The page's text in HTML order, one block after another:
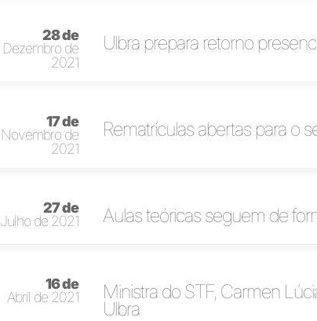
28 de
Dezembro de
2021
Ulbra prepara retorno
17 de
Novembro de
2021
Rematrículas abertas para o
27 de
Julho de 2021
Aulas teóricas seguem de
16 de
Abril de 2021
Ministra do STF, Carmen
Ulbra